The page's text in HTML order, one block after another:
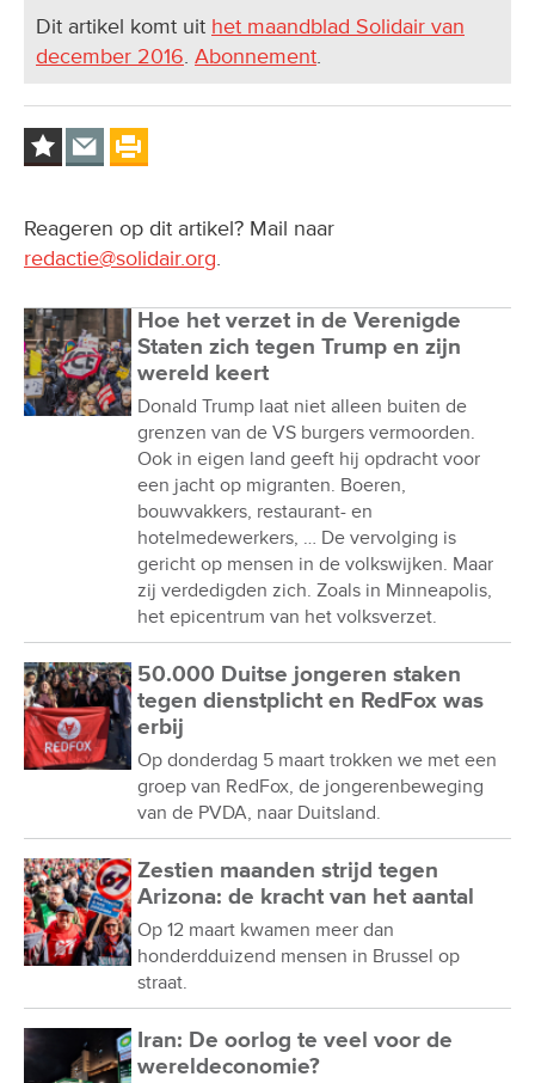
Dit artikel komt uit het maandblad Solidair van
december 2016. Abonnement.
Reageren op dit artikel? Mail naar
redactie@solidair.org.
Hoe het verzet in de Verenigde
Staten zich tegen Trump en zijn
wereld keert
Donald Trump laat niet alleen buiten de
grenzen van de VS burgers vermoorden.
Ook in eigen land geeft hij opdracht voor
een jacht op migranten. Boeren,
bouwvakkers, restaurant- en
hotelmedewerkers, … De vervolging is
gericht op mensen in de volkswijken. Maar
zij verdedigden zich. Zoals in Minneapolis,
het epicentrum van het volksverzet.
50.000 Duitse jongeren staken
tegen dienstplicht en RedFox was
erbij
Op donderdag 5 maart trokken we met een
groep van RedFox, de jongerenbeweging
van de PVDA, naar Duitsland.
Zestien maanden strijd tegen
Arizona: de kracht van het aantal
Op 12 maart kwamen meer dan
honderdduizend mensen in Brussel op
straat.
Iran: De oorlog te veel voor de
wereldeconomie?